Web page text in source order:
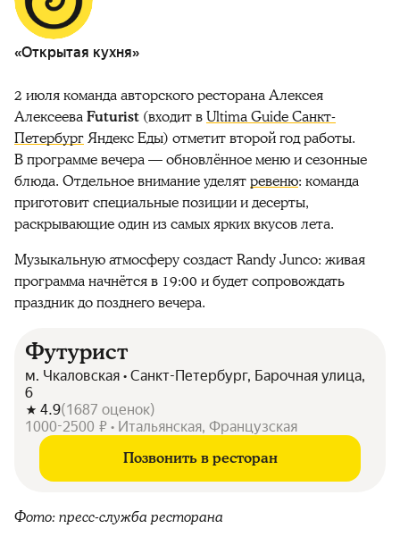
«Открытая кухня»
2 июля команда авторского ресторана Алексея
АлексееваFuturist (входит вUltima Guide Санкт-
ПетербургЯндекс Еды) отметит второй год работы.
В программе вечера — обновлённое меню и сезонные
блюда. Отдельное внимание уделятревеню: команда
приготовит специальные позиции и десерты,
раскрывающие один из самых ярких вкусов лета.
Музыкальную атмосферу создаст Randy Junco: живая
программа начнётся в 19:00 и будет сопровождать
праздник до позднего вечера.
Футурист
м. Чкаловская • Санкт-Петербург, Барочная улица,
6
4.9(1687 оценок)
1000-2500 ₽ • Итальянская, Французская
Позвонить в ресторан
Фото: пресс-служба ресторана